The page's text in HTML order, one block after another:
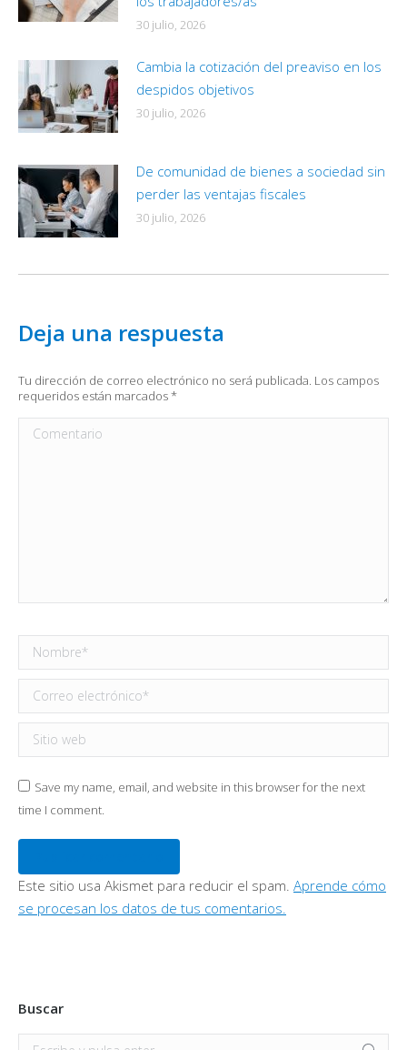
30 julio, 2026
Cambia la cotización del preaviso en los
despidos objetivos
30 julio, 2026
De comunidad de bienes a sociedad sin
perder las ventajas fiscales
30 julio, 2026
Deja una respuesta
Tu dirección de correo electrónico no será publicada. Los campos
requeridos están marcados*
Comentario
Nombre *
Correo electrónico *
Sitio web
Save my name, email, and website in this browser for the next
time I comment.
Este sitio usa Akismet para reducir el spam. Aprende cómo
se procesan los datos de tus comentarios.
Buscar
Buscar: